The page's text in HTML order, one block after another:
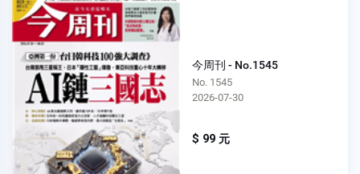
今周刊 - No.1545
No. 1545
2026-07-30
$ 99 元